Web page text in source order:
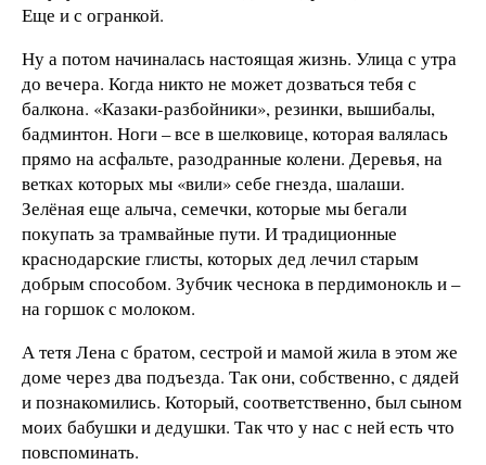
Еще и с огранкой.
Ну а потом начиналась настоящая жизнь. Улица с утра
до вечера. Когда никто не может дозваться тебя с
балкона. «Казаки-разбойники», резинки, вышибалы,
бадминтон. Ноги – все в шелковице, которая валялась
прямо на асфальте, разодранные колени. Деревья, на
ветках которых мы «вили» себе гнезда, шалаши.
Зелёная еще алыча, семечки, которые мы бегали
покупать за трамвайные пути. И традиционные
краснодарские глисты, которых дед лечил старым
добрым способом. Зубчик чеснока в пердимонокль и –
на горшок с молоком.
А тетя Лена с братом, сестрой и мамой жила в этом же
доме через два подъезда. Так они, собственно, с дядей
и познакомились. Который, соответственно, был сыном
моих бабушки и дедушки. Так что у нас с ней есть что
повспоминать.